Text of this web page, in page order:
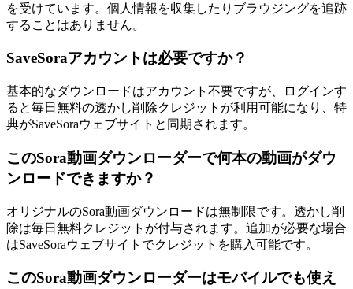
を受けています。個人情報を収集したりブラウジングを追跡
することはありません。
SaveSoraアカウントは必要ですか？
基本的なダウンロードはアカウント不要ですが、ログインす
ると毎日無料の透かし削除クレジットが利用可能になり、特
典がSaveSoraウェブサイトと同期されます。
このSora動画ダウンローダーで何本の動画がダウ
ンロードできますか？
オリジナルのSora動画ダウンロードは無制限です。透かし削
除は毎日無料クレジットが付与されます。追加が必要な場合
はSaveSoraウェブサイトでクレジットを購入可能です。
このSora動画ダウンローダーはモバイルでも使え